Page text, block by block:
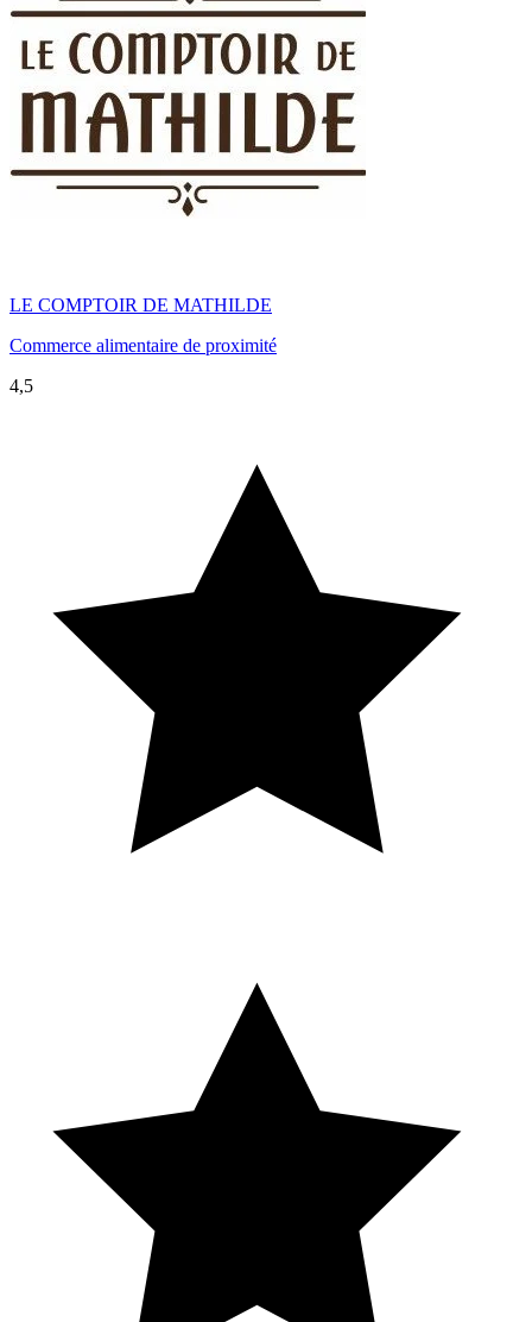
LE COMPTOIR DE MATHILDE
Commerce alimentaire de proximité
4,5